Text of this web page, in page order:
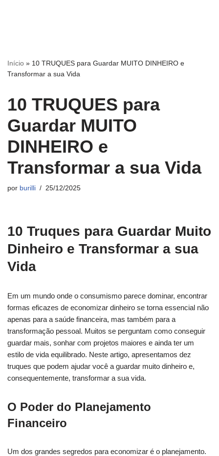
Início » 10 TRUQUES para Guardar MUITO DINHEIRO e
Transformar a sua Vida
10 TRUQUES para
Guardar MUITO
DINHEIRO e
Transformar a sua Vida
por burilli 25/12/2025
10 Truques para Guardar Muito
Dinheiro e Transformar a sua
Vida
Em um mundo onde o consumismo parece dominar, encontrar
formas eficazes de economizar dinheiro se torna essencial não
apenas para a saúde financeira, mas também para a
transformação pessoal. Muitos se perguntam como conseguir
guardar mais, sonhar com projetos maiores e ainda ter um
estilo de vida equilibrado. Neste artigo, apresentamos dez
truques que podem ajudar você a guardar muito dinheiro e,
consequentemente, transformar a sua vida.
O Poder do Planejamento
Financeiro
Um dos grandes segredos para economizar é o planejamento.